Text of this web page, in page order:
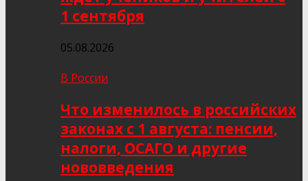
1 сентября
05.08.2026
В России
Что изменилось в российских
законах с 1 августа: пенсии,
налоги, ОСАГО и другие
нововведения